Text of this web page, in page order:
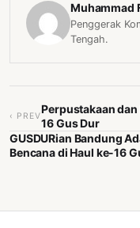
Muhammad
Penggerak
Tengah.
‹ PREV
Perpustakaan dan
16 Gus Dur
GUSDURian Bandung
Bencana di Haul ke-16